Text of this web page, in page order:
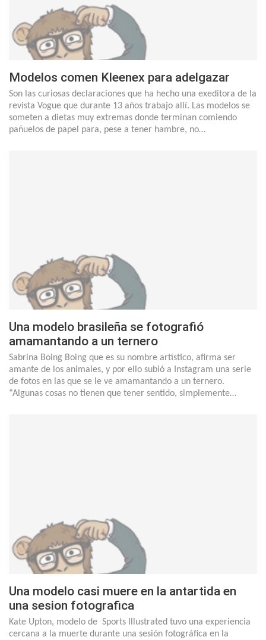
Modelos comen Kleenex para adelgazar
Son las curiosas declaraciones que ha hecho una exeditora de la
revista Vogue que durante 13 años trabajo allí. Las modelos se
someten a dietas muy extremas donde terminan comiendo
pañuelos de papel para, pese a tener hambre, no…
Una modelo brasileña se fotografió
amamantando a un ternero
Sabrina Boing Boing que es su nombre artístico, afirma ser
amante de los animales, y por ello subió a Instagram una serie
de fotos en las que se le ve amamantando a un ternero.
“Algunas cosas no tienen que tener sentido, simplemente…
Una modelo casi muere en la antartida en
una sesion fotografica
Kate Upton, modelo de Sports Illustrated tuvo una experiencia
cercana a la muerte durante una sesión fotográfica en la